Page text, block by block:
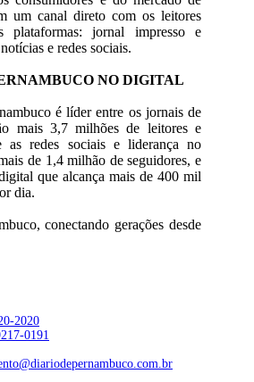
um canal direto com os leitores
plataformas: jornal impresso e
e redes sociais.
NO DIGITAL
é líder entre os jornais de
mais 3,7 milhões de leitores e
as redes sociais e liderança no
de 1,4 milhão de seguidores, e
que alcança mais de 400 mil
dia.
conectando gerações desde
2020
0191